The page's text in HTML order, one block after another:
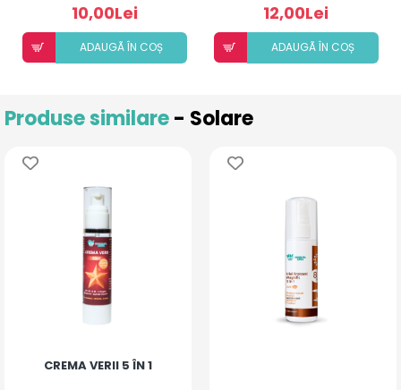
10,00Lei
ADAUGÃ ÎN COȘ
12,00Lei
ADAUGÃ ÎN COȘ
Produse similare- Solare
CREMA VERII 5 ÎN 1